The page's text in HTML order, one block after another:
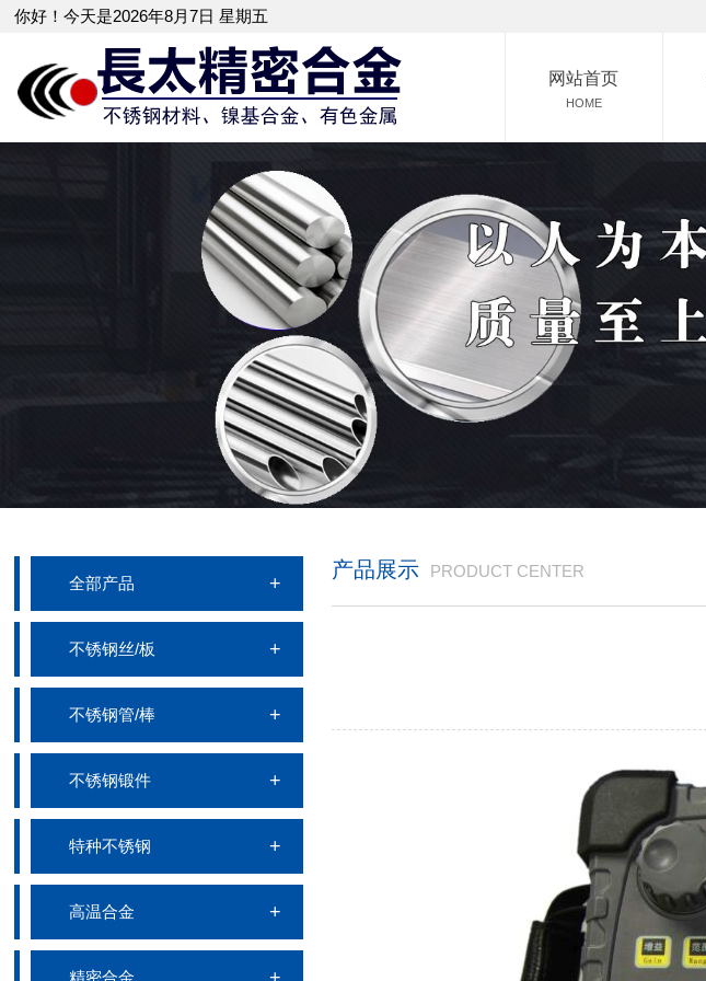
你好！今天是2026年8月7日 星期五
网站首页
HOME
全部产品
不锈钢丝/板
不锈钢管/棒
不锈钢锻件
特种不锈钢
高温合金
精密合金
产品展示 PRODUCT CENTER